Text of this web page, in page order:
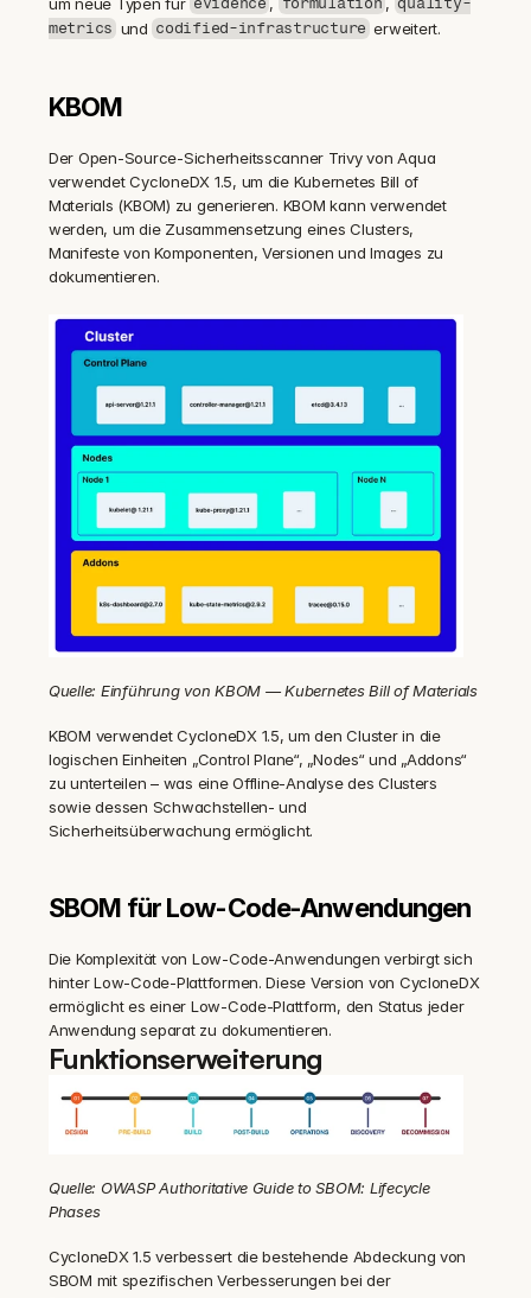
evidence formulation
quality-
metrics und codified-infrastructure erweitert.
KBOM
Der Open-Source-Sicherheitsscanner Trivy von Aqua
verwendet CycloneDX 1.5, um die Kubernetes Bill of
Materials (KBOM) zu generieren. KBOM kann verwendet
werden, um die Zusammensetzung eines Clusters,
Manifeste von Komponenten, Versionen und Images zu
dokumentieren.
Quelle: Einführung von KBOM — Kubernetes Bill of Materials
KBOM verwendet CycloneDX 1.5, um den Cluster in die
logischen Einheiten „Control Plane“, „Nodes“ und „Addons“
zu unterteilen – was eine Offline-Analyse des Clusters
sowie dessen Schwachstellen- und
Sicherheitsüberwachung ermöglicht.
SBOM für Low-Code-Anwendungen
Die Komplexität von Low-Code-Anwendungen verbirgt sich
hinter Low-Code-Plattformen. Diese Version von CycloneDX
ermöglicht es einer Low-Code-Plattform, den Status jeder
Anwendung separat zu dokumentieren.
Funktionserweiterung
Quelle: OWASP Authoritative Guide to SBOM: Lifecycle
Phases
CycloneDX 1.5 verbessert die bestehende Abdeckung von
SBOM mit spezifischen Verbesserungen bei der